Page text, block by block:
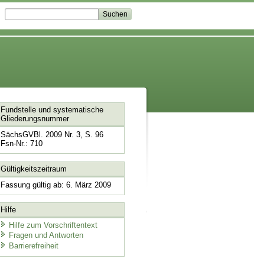
Fundstelle und systematische
Gliederungsnummer
SächsGVBl. 2009 Nr. 3, S. 96
Fsn-Nr.: 710
Gültigkeitszeitraum
Fassung gültig ab: 6. März 2009
Hilfe
Hilfe zum Vorschriftentext
Fragen und Antworten
Barrierefreiheit